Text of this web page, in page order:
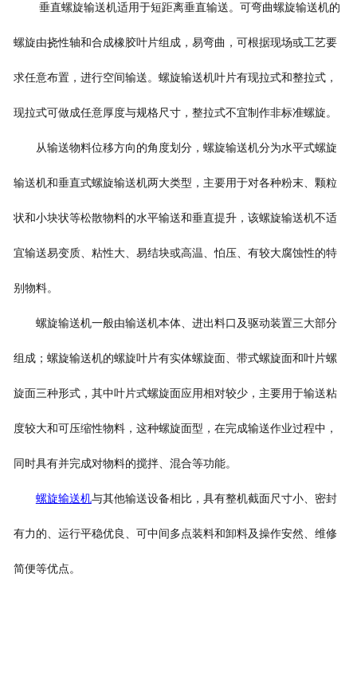
垂直螺旋输送机适用于短距离垂直输送。可弯曲螺旋输送机的
螺旋由挠性轴和合成橡胶叶片组成，易弯曲，可根据现场或工艺要
求任意布置，进行空间输送。螺旋输送机叶片有现拉式和整拉式，
现拉式可做成任意厚度与规格尺寸，整拉式不宜制作非标准螺旋。
从输送物料位移方向的角度划分，螺旋输送机分为水平式螺旋
输送机和垂直式螺旋输送机两大类型，主要用于对各种粉末、颗粒
状和小块状等松散物料的水平输送和垂直提升，该螺旋输送机不适
宜输送易变质、粘性大、易结块或高温、怕压、有较大腐蚀性的特
别物料。
螺旋输送机一般由输送机本体、进出料口及驱动装置三大部分
组成；螺旋输送机的螺旋叶片有实体螺旋面、带式螺旋面和叶片螺
旋面三种形式，其中叶片式螺旋面应用相对较少，主要用于输送粘
度较大和可压缩性物料，这种螺旋面型，在完成输送作业过程中，
同时具有并完成对物料的搅拌、混合等功能。
螺旋输送机与其他输送设备相比，具有整机截面尺寸小、密封
有力的、运行平稳优良、可中间多点装料和卸料及操作安然、维修
简便等优点。